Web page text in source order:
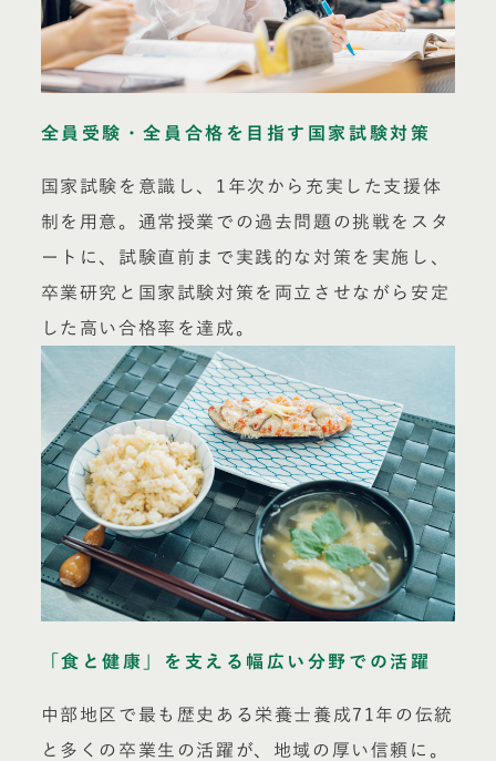
全員受験・全員合格を目指す国家試験対策
国家試験を意識し、1年次から充実した支援体
制を用意。通常授業での過去問題の挑戦をスタ
ートに、試験直前まで実践的な対策を実施し、
卒業研究と国家試験対策を両立させながら安定
した高い合格率を達成。
「食と健康」を支える幅広い分野での活躍
中部地区で最も歴史ある栄養士養成71年の伝統
と多くの卒業生の活躍が、地域の厚い信頼に。